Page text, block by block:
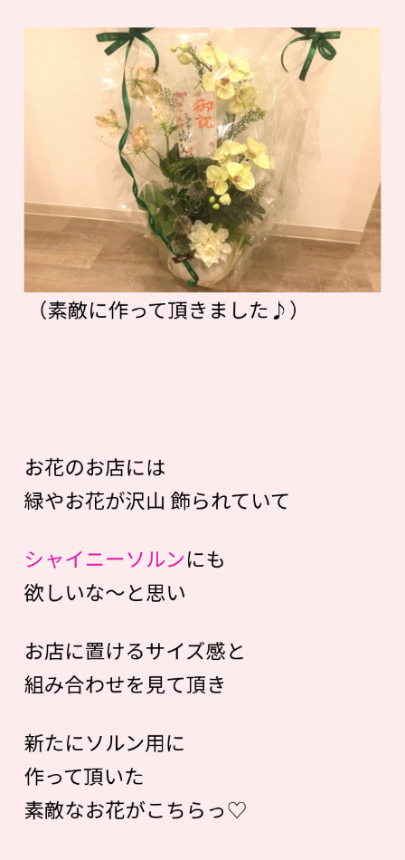
（素敵に作って頂きました♪）
お花のお店には
緑やお花が沢山 飾られていて
シャイニーソルンにも
欲しいな〜と思い
お店に置けるサイズ感と
組み合わせを見て頂き
新たにソルン用に
作って頂いた
素敵なお花がこちらっ♡